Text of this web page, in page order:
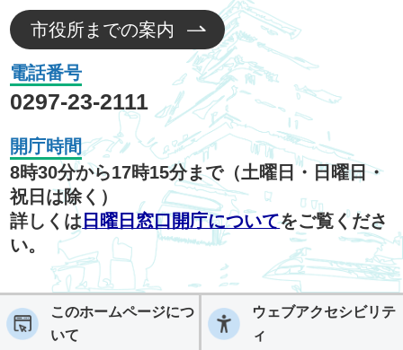
市役所までの案内
電話番号
0297-23-2111
開庁時間
8時30分から17時15分まで（土曜日・日曜日・
祝日は除く）
詳しくは 日曜日窓口開庁についてをご覧くださ
い。
このホームページにつ
いて
ウェブアクセシビリテ
ィ